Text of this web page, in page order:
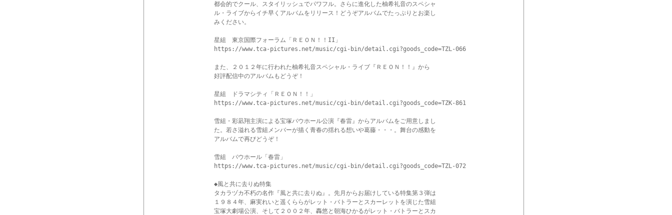
都会的でクール、スタイリッシュでパワフル。さらに進化した柚希礼音のスペシャ
ル・ライブからイチ早くアルバムをリリース！どうぞアルバムでたっぷりとお楽し
みください。
星組　東京国際フォーラム「ＲＥＯＮ！！II」
https://www.tca-pictures.net/music/cgi-bin/detail.cgi?goods_code=TZL-066
また、２０１２年に行われた柚希礼音スペシャル・ライブ『ＲＥＯＮ！！』から
好評配信中のアルバムもどうぞ！
星組　ドラマシティ「ＲＥＯＮ！！」
https://www.tca-pictures.net/music/cgi-bin/detail.cgi?goods_code=TZK-861
雪組・彩凪翔主演による宝塚バウホール公演『春雷』からアルバムをご用意しまし
た。若さ溢れる雪組メンバーが描く青春の揺れる想いや葛藤・・・。舞台の感動を
アルバムで再びどうぞ！
雪組　バウホール「春雷」
https://www.tca-pictures.net/music/cgi-bin/detail.cgi?goods_code=TZL-072
◆風と共に去りぬ特集
タカラヅカ不朽の名作『風と共に去りぬ』。先月からお届けしている特集第３弾は
１９８４年、麻実れいと遥くららがレット・バトラーとスカーレットを演じた雪組
宝塚大劇場公演、そして２００２年、轟悠と朝海ひかるがレット・バトラーとスカ